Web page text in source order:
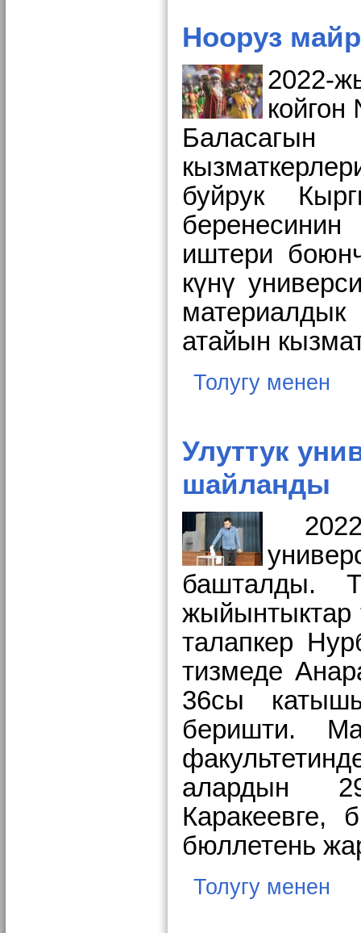
Нооруз
2022-
Баласагын
буйрук
иштери
күнү
атайын
Толугу менен
Улуттук
шайланды
башталды.
жыйынтыктар
талапкер
тизмеде
36сы
беришти.
алардын
Каракеевге,
бюллетень
Толугу менен